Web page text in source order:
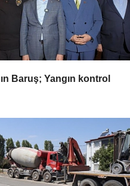
Baruş; Yangın kontrol